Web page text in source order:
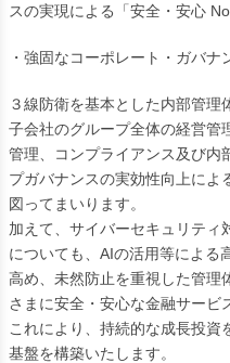
スの実現による「安全・安心
・強固なコーポレート・ガバナ
３線防衛を基本とした内部管
子会社のグループ全体の経営管
管理、コンプライアンス及び内
プガバナンスの実効性向上によ
図ってまいります。
加えて、サイバーセキュリテ
についても、AIの活用等による
高め、未然防止を重視した管理
さまに安全・安心な金融サービ
これにより、持続的な成長投
基盤を構築いたします。